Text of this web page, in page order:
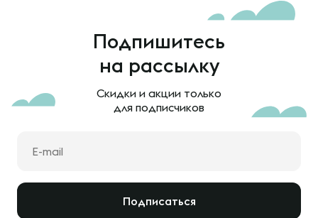
Подпишитесь
на рассылку
Скидки и акции только
для подписчиков
Подписаться